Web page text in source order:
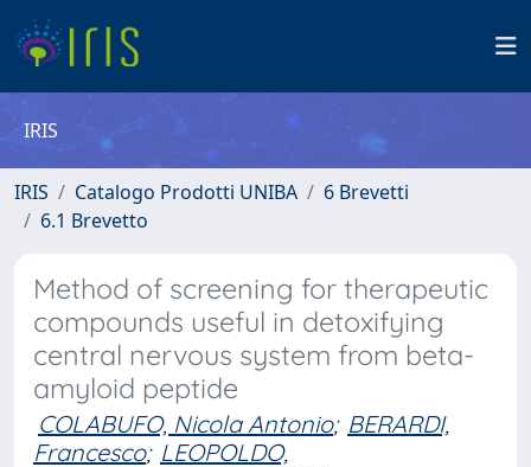
IRIS
IRIS Catalogo Prodotti UNIBA
6 Brevetti
6.1 Brevetto
Method of screening for therapeutic
compounds useful in detoxifying
central nervous system from beta-
amyloid peptide
COLABUFO, Nicola Antonio; BERARDI,
Francesco; LEOPOLDO,